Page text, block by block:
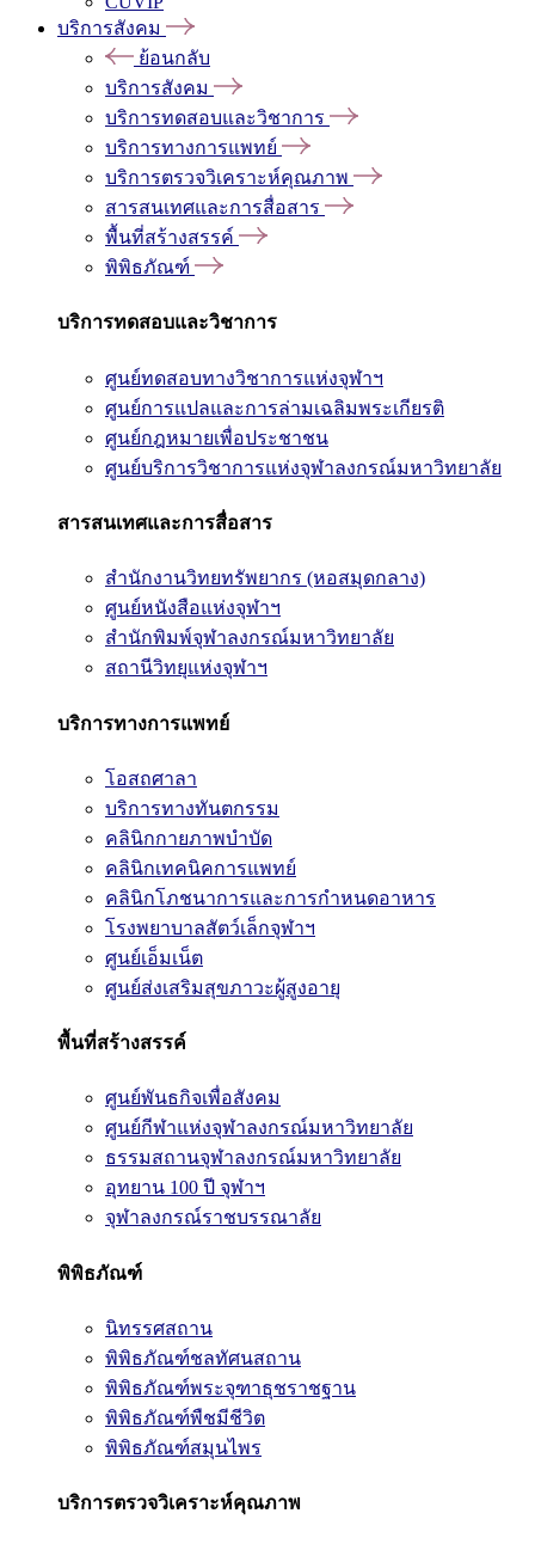
บริการสังคม
ย้อนกลับ
บริการสังคม
บริการทดสอบและวิชาการ
บริการทางการแพทย์
บริการตรวจวิเคราะห์คุณภาพ
สารสนเทศและการสื่อสาร
พื้นที่สร้างสรรค์
พิพิธภัณฑ์
บริการทดสอบและวิชาการ
ศูนย์ทดสอบทางวิชาการแห่งจุฬาฯ
ศูนย์การแปลและการล่ามเฉลิมพระเกียรติ
ศูนย์กฎหมายเพื่อประชาชน
ศูนย์บริการวิชาการแห่งจุฬาลงกรณ์มหาวิทยาลัย
สารสนเทศและการสื่อสาร
สำนักงานวิทยทรัพยากร (หอสมุดกลาง)
ศูนย์หนังสือแห่งจุฬาฯ
สำนักพิมพ์จุฬาลงกรณ์มหาวิทยาลัย
สถานีวิทยุแห่งจุฬาฯ
บริการทางการแพทย์
โอสถศาลา
บริการทางทันตกรรม
คลินิกกายภาพบำบัด
คลินิกเทคนิคการแพทย์
คลินิกโภชนาการและการกำหนดอาหาร
โรงพยาบาลสัตว์เล็กจุฬาฯ
ศูนย์เอ็มเน็ต
ศูนย์ส่งเสริมสุขภาวะผู้สูงอายุ
พื้นที่สร้างสรรค์
ศูนย์พันธกิจเพื่อสังคม
ศูนย์กีฬาแห่งจุฬาลงกรณ์มหาวิทยาลัย
ธรรมสถานจุฬาลงกรณ์มหาวิทยาลัย
อุทยาน 100 ปี จุฬาฯ
จุฬาลงกรณ์ราชบรรณาลัย
พิพิธภัณฑ์
นิทรรศสถาน
พิพิธภัณฑ์ชลทัศนสถาน
พิพิธภัณฑ์พระจุฑาธุชราชฐาน
พิพิธภัณฑ์พืชมีชีวิต
พิพิธภัณฑ์สมุนไพร
บริการตรวจวิเคราะห์คุณภาพ